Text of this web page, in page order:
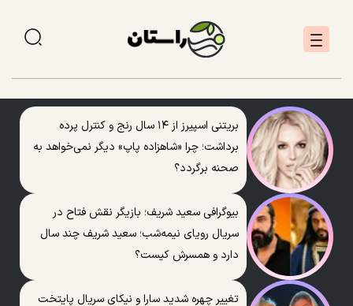
بریتنی اسپیرز از ۱۴ سال رنج و کنترل پرده
برداشت؛ چرا «شاهزاده پاپ» دیگر نمی‌خواهد به
صحنه برگردد؟
بیوگرافی سعید شریف؛ بازیگر نقش فتاح در
سریال رویای نیمه‌شب؛ سعید شریف چند سال
دارد و همسرش کیست؟
تغییر چهره شدید سارا و نیکای سریال پایتخت